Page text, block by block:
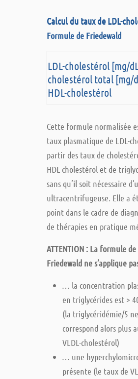
Calcul du taux de LDL-
Formule de Friedewald
LDL-cholestérol [mg/
cholestérol total [mg/
HDL-cholestérol
Cette formule normalisée
taux plasmatique de LDL-
partir des taux de
HDL-cholestérol et de
sans qu’il soit nécessaire
ultracentrifugeuse. Elle a
point dans le cadre de
de thérapies en pratique
ATTENTION : La formule de
Friedewald ne s’applique
… la concentration
en triglycérides est >
(la triglycéridémie/5 ne
correspond alors plus
VLDL-cholestérol)
… une
présente (le taux de